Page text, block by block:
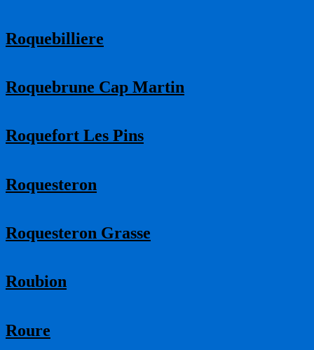
Roquebilliere
Roquebrune Cap Martin
Roquefort Les Pins
Roquesteron
Roquesteron Grasse
Roubion
Roure